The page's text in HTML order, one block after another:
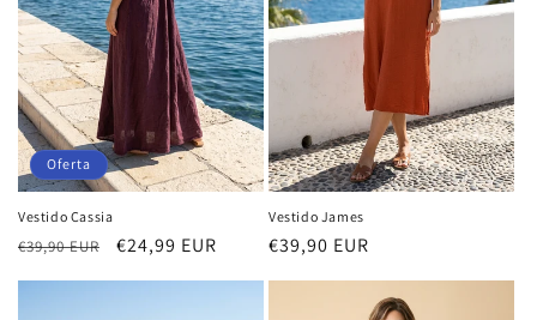
n
:
Oferta
Vestido Cassia
Precio
€39,90 EUR
Precio
€24,99 EUR
Vestido James
Precio
€39,90 EUR